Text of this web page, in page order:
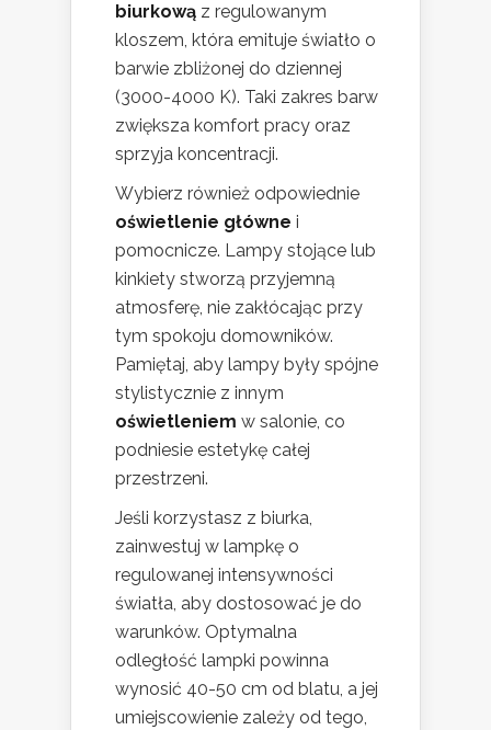
biurkową z regulowanym
kloszem, która emituje światło o
barwie zbliżonej do dziennej
(3000-4000 K). Taki zakres barw
zwiększa komfort pracy oraz
sprzyja koncentracji.
Wybierz również odpowiednie
oświetlenie główne i
pomocnicze. Lampy stojące lub
kinkiety stworzą przyjemną
atmosferę, nie zakłócając przy
tym spokoju domowników.
Pamiętaj, aby lampy były spójne
stylistycznie z innym
oświetleniem w salonie, co
podniesie estetykę całej
przestrzeni.
Jeśli korzystasz z biurka,
zainwestuj w lampkę o
regulowanej intensywności
światła, aby dostosować je do
warunków. Optymalna
odległość lampki powinna
wynosić 40-50 cm od blatu, a jej
umiejscowienie zależy od tego,